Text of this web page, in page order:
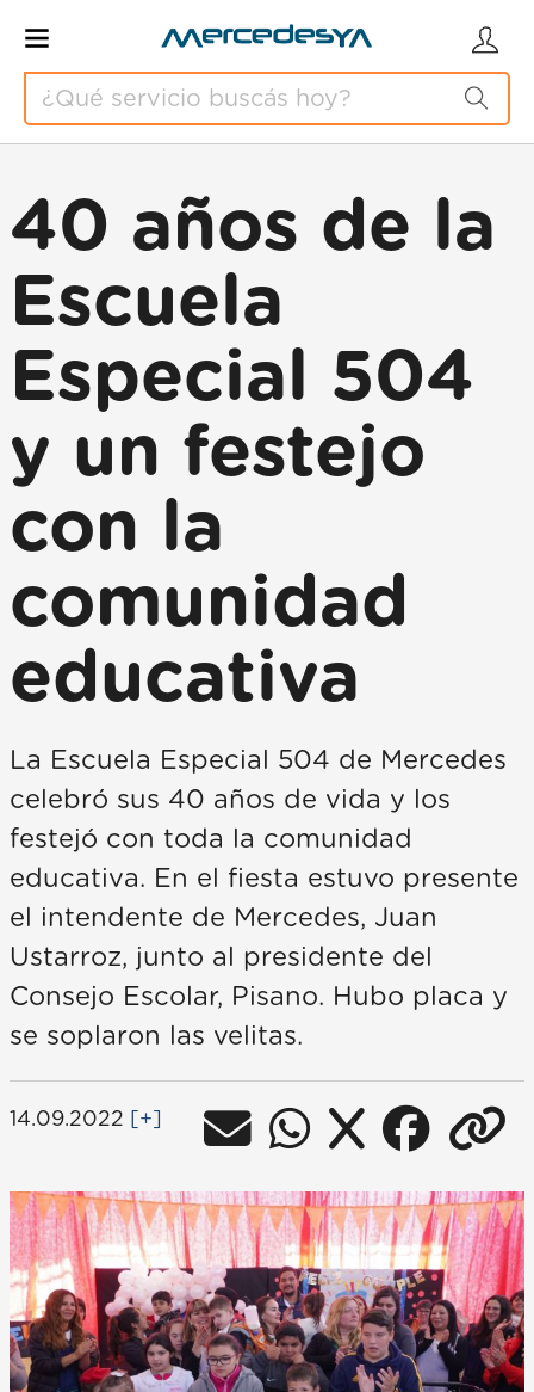
40 años de la
Escuela
Especial 504
y un festejo
con la
comunidad
educativa
La Escuela Especial 504 de Mercedes
celebró sus 40 años de vida y los
festejó con toda la comunidad
educativa. En el fiesta estuvo presente
el intendente de Mercedes, Juan
Ustarroz, junto al presidente del
Consejo Escolar, Pisano. Hubo placa y
se soplaron las velitas.
14.09.2022 [+]